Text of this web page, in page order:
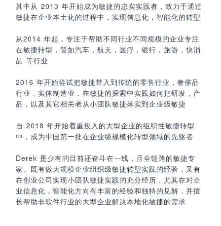
其中从 2013 年开始成为敏捷的忠实实践者，致力于通过
敏捷在企业本土化的过程中，实现信息化，智能化的转型
从2014 年起，专注于帮助不同行业不同规模的企业专注
在敏捷转型，譬如汽车，航天，医疗，银行，旅游，快消
品 等行业
2016 年开始尝试把敏捷带入到传统的零售行业，奢侈品
行业，实体制造业，在敏捷的探索中实践如何把研发，产
品，以及其它相关者从小团队敏捷落实到企业级敏捷
自 2018 年开始着重投入的大型企业的组织性敏捷转型
中，成为中国第一批在企业级规模化转型领域的先驱者
Derek 是少有的目前还奋斗在一线，且全链路的敏捷专
家。既有做大规模企业组织级敏捷转型实践的经验，又有
在创业公司实现小团队敏捷实践的充分经历，尤其在对企
业信息化，智能化方向有丰富的经验和独特的见解，并擅
长帮助非软件行业的大型企业解决本地化敏捷的需求